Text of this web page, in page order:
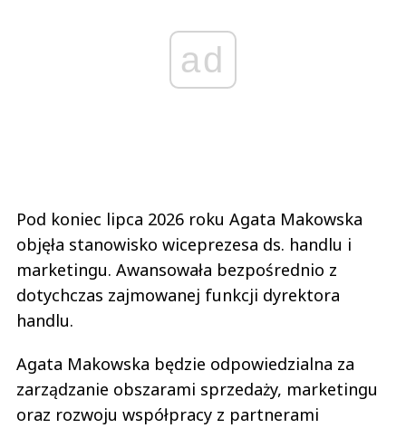
ad
Pod koniec lipca 2026 roku Agata Makowska
objęła stanowisko wiceprezesa ds. handlu i
marketingu. Awansowała bezpośrednio z
dotychczas zajmowanej funkcji dyrektora
handlu.
Agata Makowska będzie odpowiedzialna za
zarządzanie obszarami sprzedaży, marketingu
oraz rozwoju współpracy z partnerami